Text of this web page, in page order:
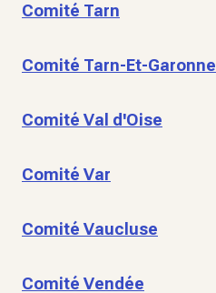
Comité Tarn
Comité Tarn-Et-Garonne
Comité Val d'Oise
Comité Var
Comité Vaucluse
Comité Vendée